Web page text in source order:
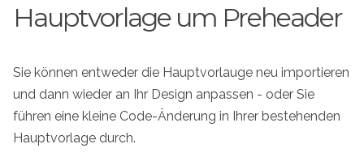
Hauptvorlage um Preheader
Sie können entweder die Hauptvorlauge neu importieren
und dann wieder an Ihr Design anpassen - oder Sie
führen eine kleine Code-Änderung in Ihrer bestehenden
Hauptvorlage durch.